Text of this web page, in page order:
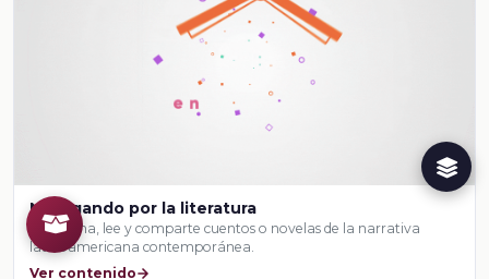
Navegando por la literatura
selecciona, lee y comparte cuentos o novelas de la narrativa
latinoamericana contemporánea.
Ver contenido